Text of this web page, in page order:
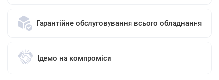
Гарантійне обслуговування всього обладнання
Ідемо на компроміси